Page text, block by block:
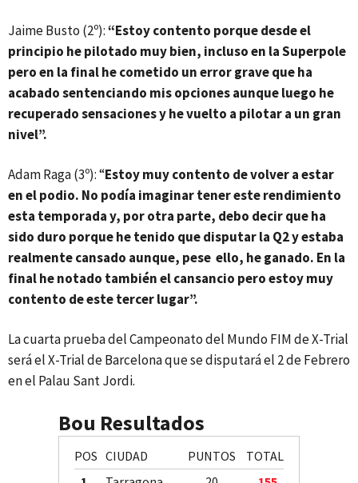
Jaime Busto (2º):“Estoy contento porque desde el
principio he pilotado muy bien, incluso en la Superpole
pero en la final he cometido un error grave que ha
acabado sentenciando mis opciones aunque luego he
recuperado sensaciones y he vuelto a pilotar a un gran
nivel”.
Adam Raga (3º): “Estoy muy contento de volver a estar
en el podio. No podía imaginar tener este rendimiento
esta temporada y, por otra parte, debo decir que ha
sido duro porque he tenido que disputar la Q2 y estaba
realmente cansado aunque, pese ello, he ganado. En la
final he notado también el cansancio pero estoy muy
contento de este tercer lugar”.
La cuarta prueba del Campeonato del Mundo FIM de X-Trial
será el X-Trial de Barcelona que se disputará el 2 de Febrero
en el Palau Sant Jordi.
Bou Resultados
POS CIUDAD PUNTOS
TOTAL